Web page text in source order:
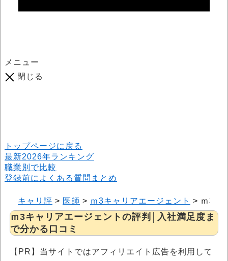
メニュー
閉じる
トップページに戻る
最新2026年ランキング
職業別で比較
登録前によくある質問まとめ
キャリ評 > 医師 > ｍ3キャリアエージェント > ｍ3キ
ｍ3キャリアエージェントの評判│入社満足度ま
で分かる口コミ
【PR】当サイトではアフィリエイト広告を利用して